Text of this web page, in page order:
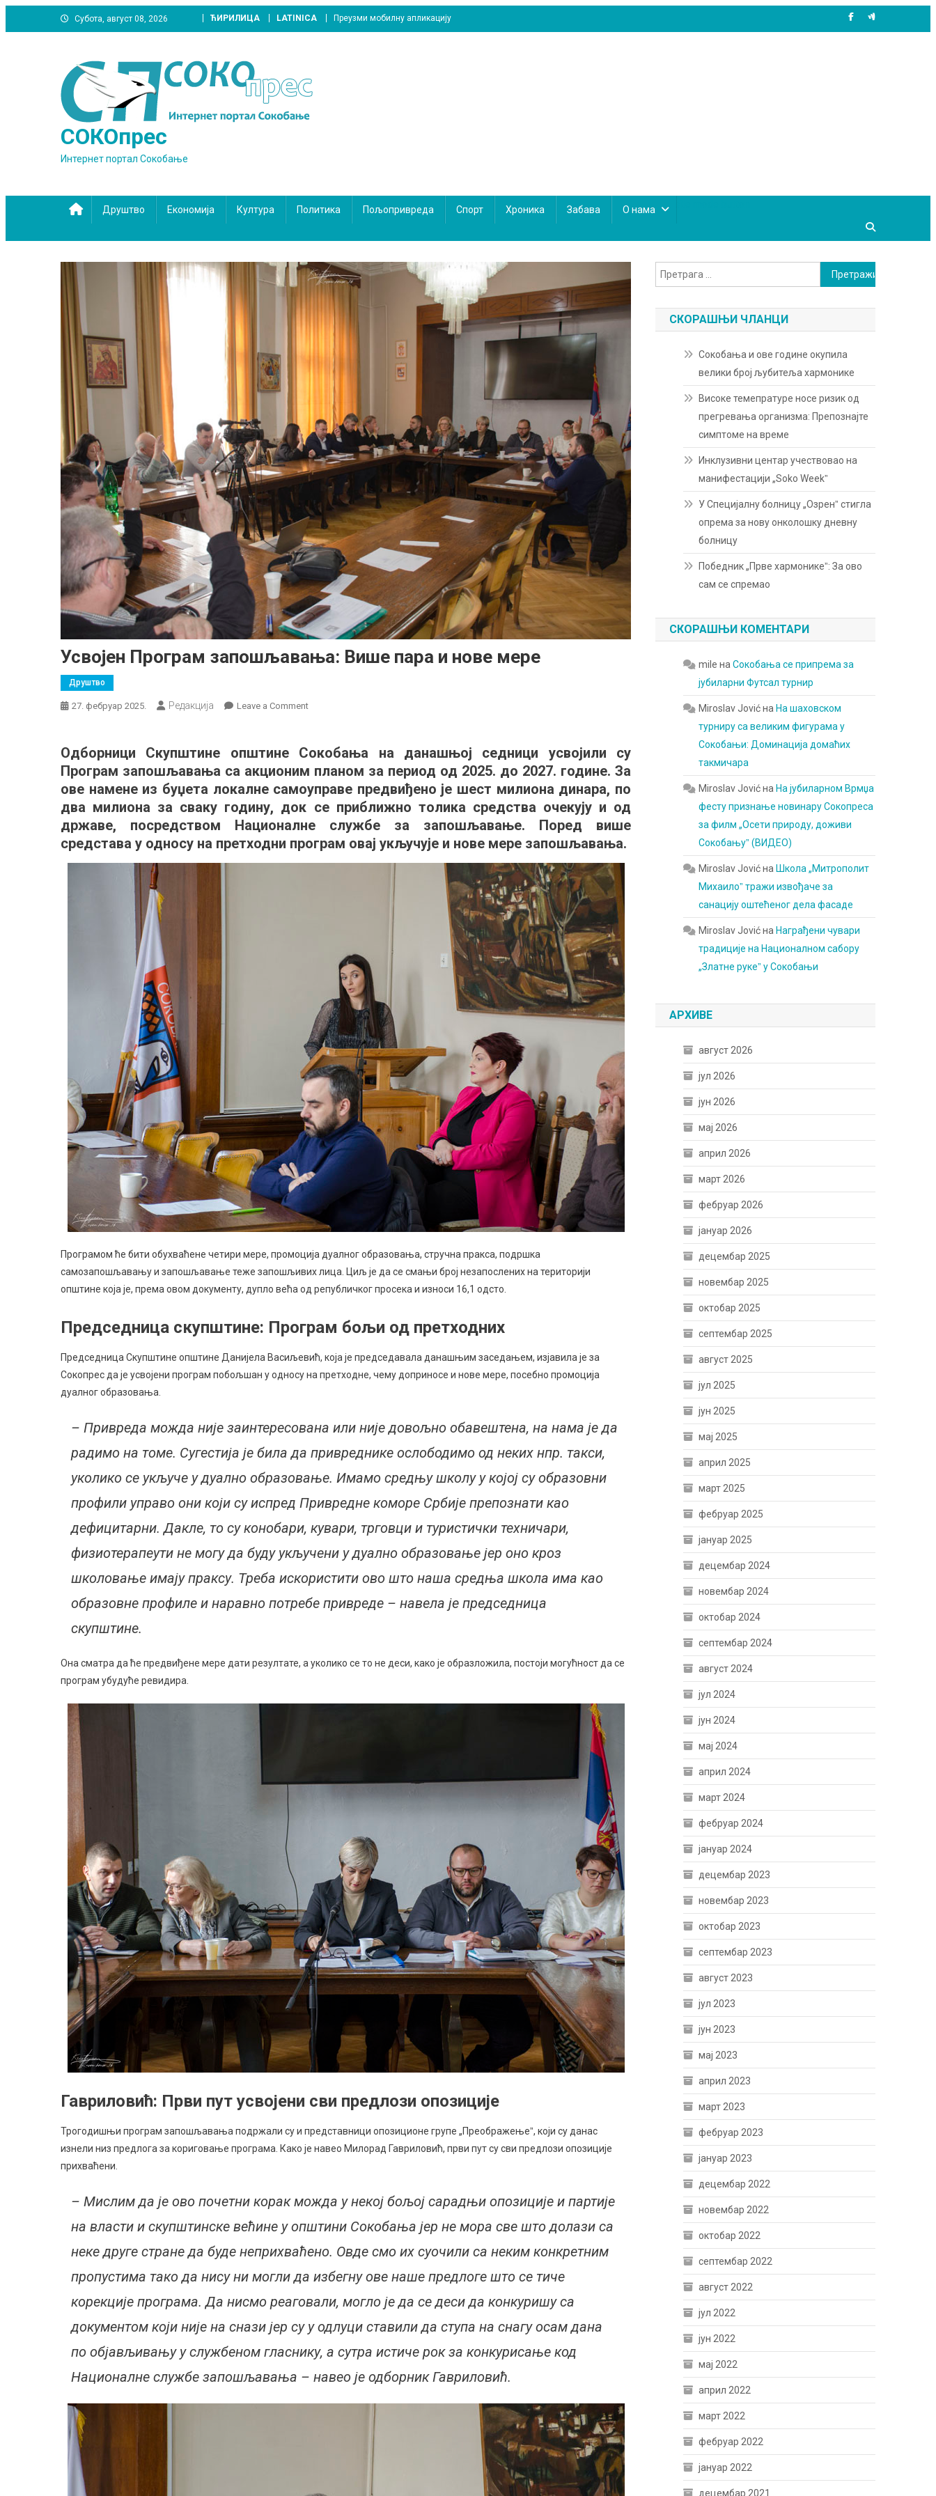
to
Субота, август 08, 2026 ЋИРИЛИЦА LATINICA Преузми мобилну апликацију
СОКОпрес
Интернет портал Сокобање
Друштво Економија Култура Политика Пољопривреда Спорт Хроника Забава О нама
Усвојен Програм запошљавања: Више пара и нове мере
Друштво
27. фебруар 2025. Редакција Leave a Commenton
запошљавања:
Више
пара
мере
Одборници Скупштине општине Сокобања на данашњој седници усвојили су
Програм запошљавања са акционим планом за период од 2025. до 2027. године. За
ове намене из буџета локалне самоуправе предвиђено је шест милиона динара, по
два милиона за сваку годину, док се приближно толика средства очекују и од
државе, посредством Националне службе за запошљавање. Поред више
средстава у односу на претходни програм овај укључује и нове мере запошљавања.
Програмом ће бити обухваћене четири мере, промоција дуалног образовања, стручна пракса, подршка
самозапошљавању и запошљавање теже запошљивих лица. Циљ је да се смањи број незапослених на територији
општине која је, према овом документу, дупло већа од републичког просека и износи 16,1 одсто.
Председница скупштине: Програм бољи од претходних
Председница Скупштине општине Данијела Васиљевић, која је председавала данашњим заседањем, изјавила је за
Сокопрес да је усвојени програм побољшан у односу на претходне, чему доприносе и нове мере, посебно промоција
дуалног образовања.
– Привреда можда није заинтересована или није довољно обавештена, на нама је да
радимо на томе. Сугестија је била да привреднике ослободимо од неких нпр. такси,
уколико се укључе у дуално образовање. Имамо средњу школу у којој су образовни
профили управо они који су испред Привредне коморе Србије препознати као
дефицитарни. Дакле, то су конобари, кувари, трговци и туристички техничари,
физиотерапеути не могу да буду укључени у дуално образовање јер оно кроз
школовање имају праксу. Треба искористити ово што наша средња школа има као
образовне профиле и наравно потребе привреде – навела је председница
скупштине.
Она сматра да ће предвиђене мере дати резултате, а уколико се то не деси, како је образложила, постоји могућност да се
програм убудуће ревидира.
Гавриловић: Први пут усвојени сви предлози опозиције
Трогодишњи програм запошљавања подржали су и представници опозиционе групе „Преображењеˮ, који су данас
изнели низ предлога за кориговање програма. Како је навео Милорад Гавриловић, први пут су сви предлози опозиције
прихваћени.
– Мислим да је ово почетни корак можда у некој бољој сарадњи опозиције и партије
на власти и скупштинске већине у општини Сокобања јер не мора све што долази са
неке друге стране да буде неприхваћено. Овде смо их суочили са неким конкретним
пропустима тако да нису ни могли да избегну ове наше предлоге што се тиче
корекције програма. Да нисмо реаговали, могло је да се деси да конкуришу са
документом који није на снази јер су у одлуци ставили да ступа на снагу осам дана
по објављивању у службеном гласнику, а сутра истиче рок за конкурисање код
Националне службе запошљавања – навео је одборник Гавриловић.
Претрага
за:
СКОРАШЊИ ЧЛАНЦИ
Сокобања и ове године окупила
велики број љубитеља хармонике
Високе темепратуре носе ризик од
прегревања организма: Препознајте
симптоме на време
Инклузивни центар учествовао на
манифестацији „Soko Weekˮ
У Специјалну болницу „Озренˮ стигла
опрема за нову онколошку дневну
болницу
Победник „Прве хармоникеˮ: За ово
сам се спремао
СКОРАШЊИ КОМЕНТАРИ
mile наСокобања се припрема за
јубиларни Футсал турнир
Miroslav Jovićна На шаховском
турниру са великим фигурама у
Сокобањи: Доминација домаћих
такмичара
Miroslav Jovićна На јубиларном Врмџа
фесту признање новинару Сокопреса
за филм „Осети природу, доживи
Сокобањуˮ (ВИДЕО)
Miroslav Jovićна Школа „Митрополит
Михаилоˮ тражи извођаче за
санацију оштећеног дела фасаде
Miroslav Jovićна Награђени чувари
традиције на Националном сабору
„Златне рукеˮ у Сокобањи
АРХИВЕ
август 2026
јул 2026
јун 2026
мај 2026
април 2026
март 2026
фебруар 2026
јануар 2026
децембар 2025
новембар 2025
октобар 2025
септембар 2025
август 2025
јул 2025
јун 2025
мај 2025
април 2025
март 2025
фебруар 2025
јануар 2025
децембар 2024
новембар 2024
октобар 2024
септембар 2024
август 2024
јул 2024
јун 2024
мај 2024
април 2024
март 2024
фебруар 2024
јануар 2024
децембар 2023
новембар 2023
октобар 2023
септембар 2023
август 2023
јул 2023
јун 2023
мај 2023
април 2023
март 2023
фебруар 2023
јануар 2023
децембар 2022
новембар 2022
октобар 2022
септембар 2022
август 2022
јул 2022
јун 2022
мај 2022
април 2022
март 2022
фебруар 2022
јануар 2022
децембар 2021